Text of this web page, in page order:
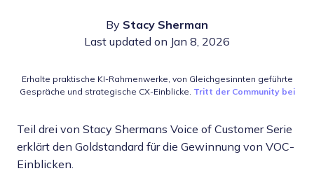
By Stacy Sherman
Last updated on Jan 8, 2026
Erhalte praktische KI-Rahmenwerke, von Gleichgesinnten geführte
Gespräche und strategische CX-Einblicke. Tritt der Community bei
Teil drei von Stacy Shermans Voice of Customer Serie
erklärt den Goldstandard für die Gewinnung von VOC-
Einblicken.